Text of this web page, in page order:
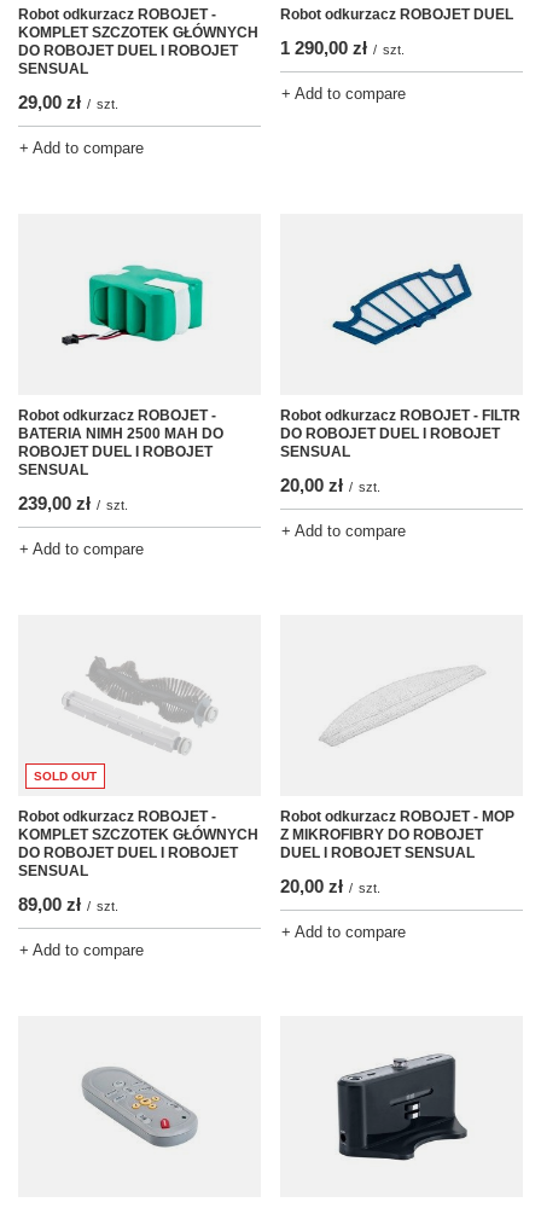
Robot odkurzacz ROBOJET -
KOMPLET SZCZOTEK GŁÓWNYCH
DO ROBOJET DUEL I ROBOJET
SENSUAL
29,00 zł / szt.
+ Add to compare
Robot odkurzacz ROBOJET DUEL
1 290,00 zł / szt.
+ Add to compare
Robot odkurzacz ROBOJET -
BATERIA NIMH 2500 MAH DO
ROBOJET DUEL I ROBOJET
SENSUAL
239,00 zł / szt.
+ Add to compare
Robot odkurzacz ROBOJET - FILTR
DO ROBOJET DUEL I ROBOJET
SENSUAL
20,00 zł / szt.
+ Add to compare
SOLD OUT
Robot odkurzacz ROBOJET -
KOMPLET SZCZOTEK GŁÓWNYCH
DO ROBOJET DUEL I ROBOJET
SENSUAL
89,00 zł / szt.
+ Add to compare
Robot odkurzacz ROBOJET - MOP
Z MIKROFIBRY DO ROBOJET
DUEL I ROBOJET SENSUAL
20,00 zł / szt.
+ Add to compare